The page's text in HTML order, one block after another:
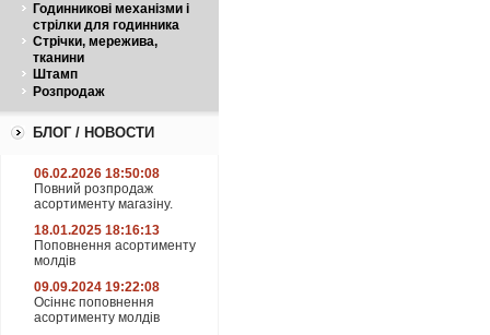
Годинникові механізми і
стрілки для годинника
Стрічки, мережива,
тканини
Штамп
Розпродаж
БЛОГ / НОВОСТИ
06.02.2026 18:50:08
Повний розпродаж
асортименту магазіну.
18.01.2025 18:16:13
Поповнення асортименту
молдів
09.09.2024 19:22:08
Осіннє поповнення
асортименту молдів